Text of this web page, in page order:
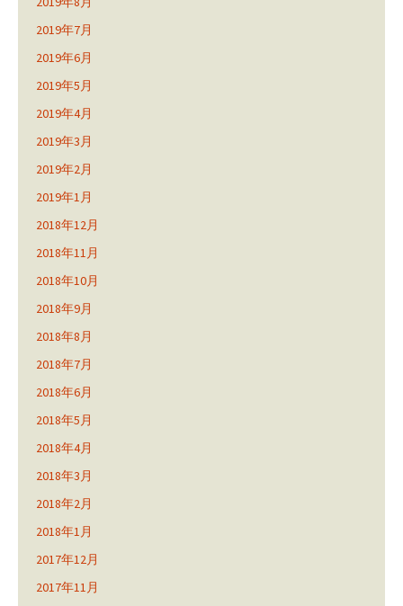
2019年7月
2019年6月
2019年5月
2019年4月
2019年3月
2019年2月
2019年1月
2018年12月
2018年11月
2018年10月
2018年9月
2018年8月
2018年7月
2018年6月
2018年5月
2018年4月
2018年3月
2018年2月
2018年1月
2017年12月
2017年11月